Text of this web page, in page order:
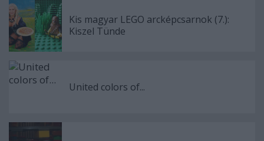
Kis magyar LEGO arcképcsarnok (7.):
Kiszel Tünde
United colors of...